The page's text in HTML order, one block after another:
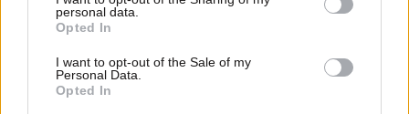
grant or deny consent to Google and its third-party tags to
use your data for below specified purposes in below Google
consent section.
personal data.
Opted In
I want to opt-out of the Sale of my
Personal Data.
Opted In
Βουλτεψοπουλος
Δεν έχουμε άλλα λεφτά.... Τα δώσαμε στο "όλοι μαζί
μπορούμε " - όλοι μαζί σας δουλεύουμε ....του